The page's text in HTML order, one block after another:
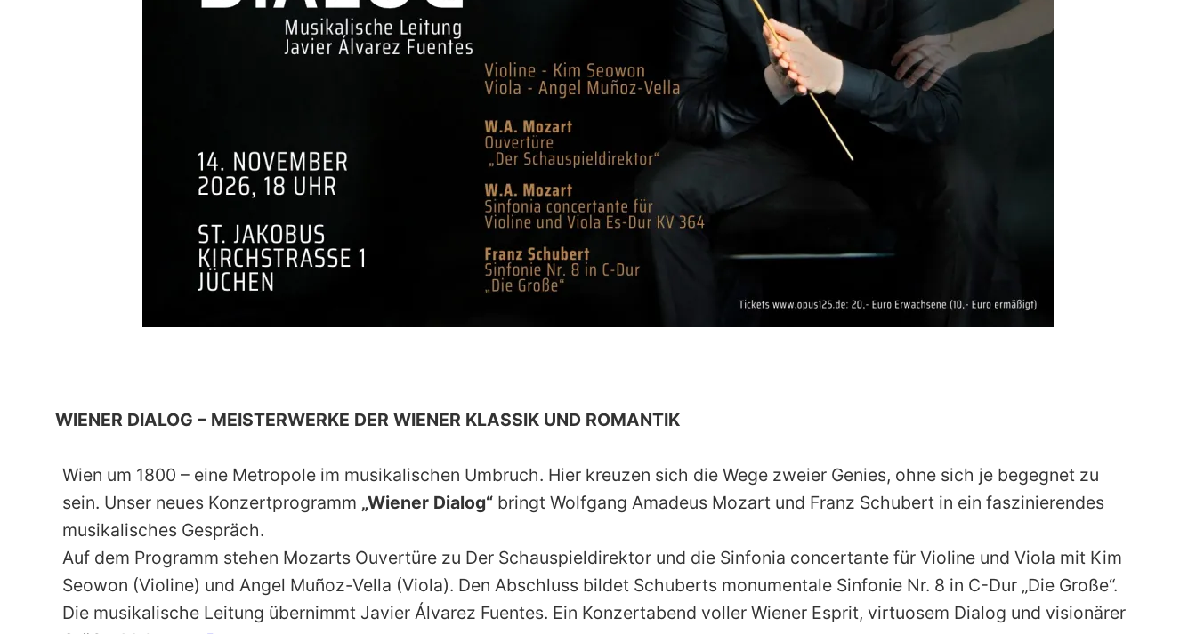
WIENER DIALOG – MEISTERWERKE DER WIENER KLASSIK UND ROMANTIK
Wien um 1800 – eine Metropole im musikalischen Umbruch. Hier kreuzen sich die Wege zweier Genies, ohne sich je begegnet zu
sein. Unser neues Konzertprogramm „Wiener Dialog“ bringt Wolfgang Amadeus Mozart und Franz Schubert in ein faszinierendes
musikalisches Gespräch.
Auf dem Programm stehen Mozarts Ouvertüre zu Der Schauspieldirektor und die Sinfonia concertante für Violine und Viola mit Kim
Seowon (Violine) und Angel Muñoz-Vella (Viola). Den Abschluss bildet Schuberts monumentale Sinfonie Nr. 8 in C-Dur „Die Große“.
Die musikalische Leitung übernimmt Javier Álvarez Fuentes. Ein Konzertabend voller Wiener Esprit, virtuosem Dialog und visionärer